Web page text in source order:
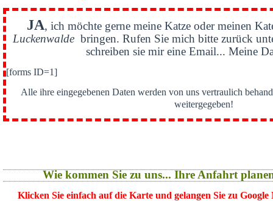
JA, ich möchte gerne meine Katze oder meinen
Luckenwaldebringen. Rufen Sie mich bitte zurück
schreiben sie mir eine Email... Meine
[forms ID=1]
Alle ihre eingegebenen Daten werden von uns vertraulich
weitergegeben!
Wie kommen Sie zu uns... Ihre Anfahrt
Klicken Sie einfach auf die Karte und gelangen Sie zu